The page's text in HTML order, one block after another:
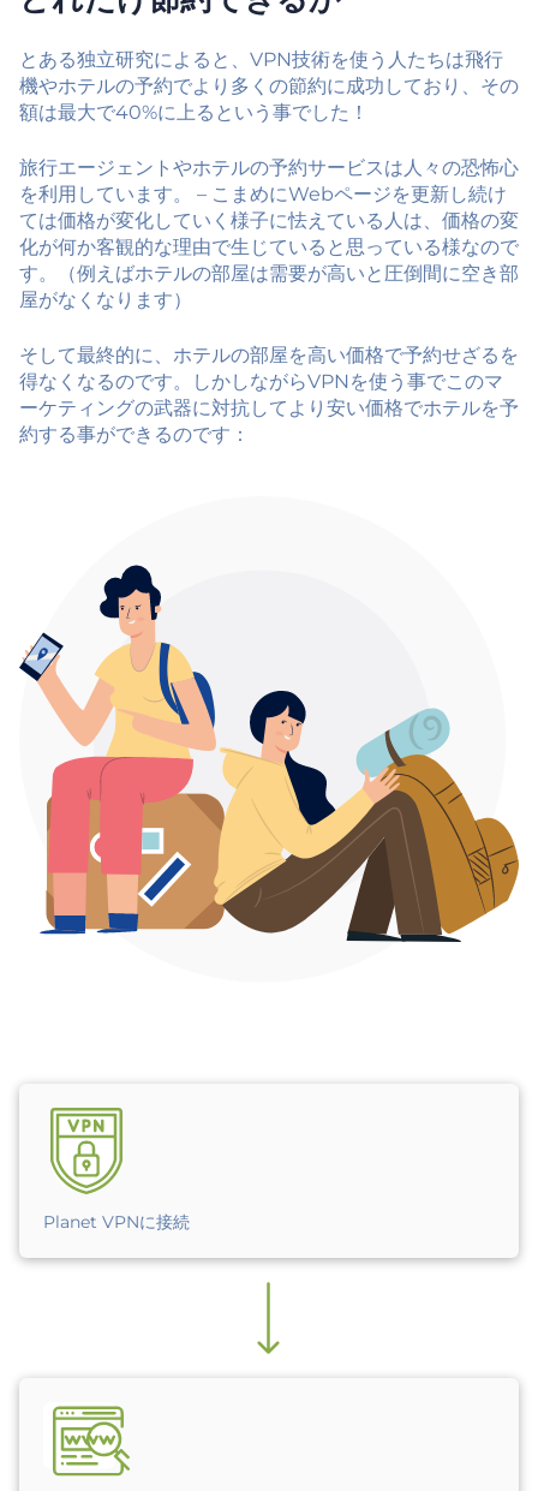
とある独立研究によると、VPN技術を使う人たちは飛行
機やホテルの予約でより多くの節約に成功しており、その
額は最大で40%に上るという事でした！
旅行エージェントやホテルの予約サービスは人々の恐怖心
を利用しています。 – こまめにWebページを更新し続け
ては価格が変化していく様子に怯えている人は、価格の変
化が何か客観的な理由で生じていると思っている様なので
す。（例えばホテルの部屋は需要が高いと圧倒間に空き部
屋がなくなります）
そして最終的に、ホテルの部屋を高い価格で予約せざるを
得なくなるのです。しかしながらVPNを使う事でこのマ
ーケティングの武器に対抗してより安い価格でホテルを予
約する事ができるのです：
Planet VPNに接続